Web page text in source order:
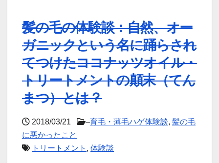
髪の毛の体験談：自然、オー
ガニックという名に踊らされ
てつけたココナッツオイル・
トリートメントの顛末（てん
まつ）とは？
2018/03/21 –育毛・薄毛ハゲ体験談, 髪の毛
に悪かったこと
トリートメント , 体験談